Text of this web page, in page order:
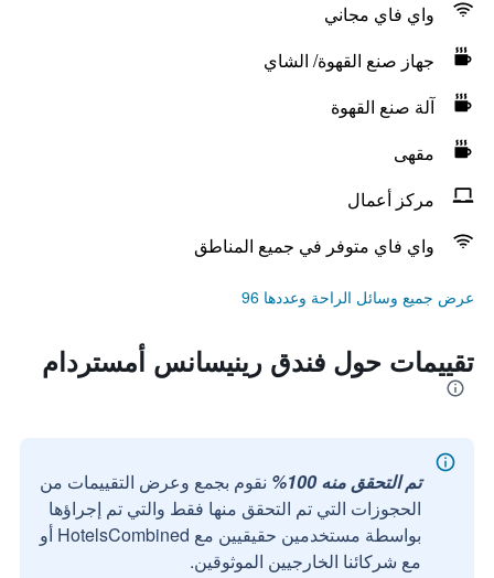
واي فاي مجاني
جهاز صنع القهوة/ الشاي
آلة صنع القهوة
مقهى
مركز أعمال
واي فاي متوفر في جميع المناطق
عرض جميع وسائل الراحة وعددها 96
تقييمات حول فندق رينيسانس أمستردام
تم التحقق منه 100%
نقوم بجمع وعرض التقييمات من
الحجوزات التي تم التحقق منها فقط والتي تم إجراؤها
بواسطة مستخدمين حقيقيين مع HotelsCombined أو
مع شركائنا الخارجيين الموثوقين.